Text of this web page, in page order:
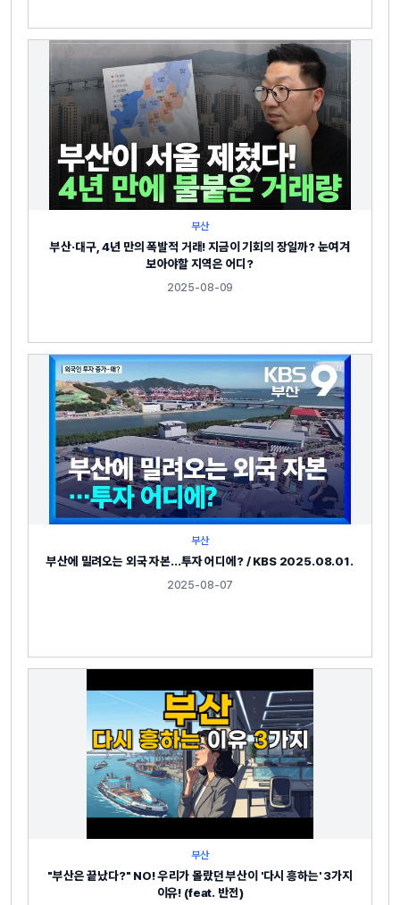
부산
부산·대구, 4년 만의 폭발적 거래! 지금이 기회의 장일까? 눈여겨
보아야할 지역은 어디?
2025-08-09
부산
부산에 밀려오는 외국 자본…투자 어디에? / KBS 2025.08.01.
2025-08-07
부산
"부산은 끝났다?" NO! 우리가 몰랐던 부산이 '다시 흥하는' 3가지
이유! (feat. 반전)